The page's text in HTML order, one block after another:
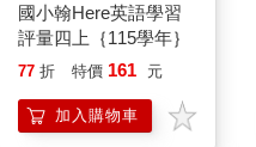
國小翰Here英語學習
評量四上｛115學年｝
77 折 特價 161 元
加入購物車